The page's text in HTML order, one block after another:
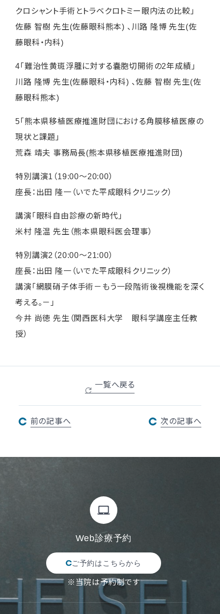
クロシャント手術とトラベクロトミー眼内法の比較」
佐藤 智樹 先生(佐藤眼科熊本) 、川路 隆博 先生(佐
藤眼科・内科)
4「難治性黄斑浮腫に対する嚢胞切開術の2年成績」
川路 隆博 先生(佐藤眼科・内科) 、佐藤 智樹 先生(佐
藤眼科熊本)
5「熊本県移植医療推進財団における角膜移植医療の
現状と課題」
荒森 靖夫 事務局長(熊本県移植医療推進財団)
特別講演1（19:00～20:00）
座長：出田 隆一（いでた平成眼科クリニック）
講演「眼科自由診療の新時代」
米村 隆温 先生（熊本県眼科医会理事）
特別講演2（20:00～21:00）
座長：出田 隆一（いでた平成眼科クリニック）
講演「網膜硝子体手術－もう一段階術後視機能を深く
考える。－」
今井 尚徳 先生（関西医科大学 眼科学講座主任教
授）
一覧へ戻る
前の記事へ 次の記事へ
Web診療予約
ご予約はこちらから
※当院は予約制です